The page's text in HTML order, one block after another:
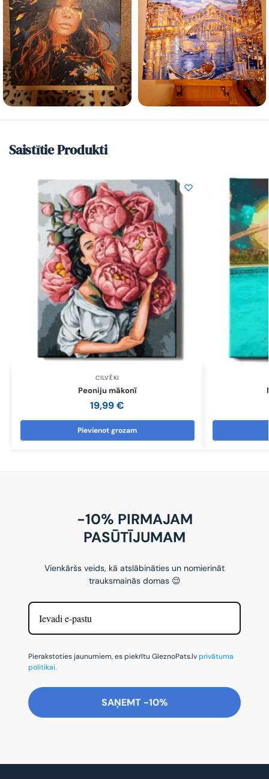
Saistītie Produkti
CILVĒKI
Peoniju mākonī
19,99€
Pievienot grozam
-10% PIRMAJAM
PASŪTĪJUMAM
Vienkāršs veids, kā atslābināties un nomierināt
trauksmainās domas 😌
Pierakstoties jaunumiem, es piekrītu GleznoPats.lvprivātuma
politikai.
SAŅEMT -10%